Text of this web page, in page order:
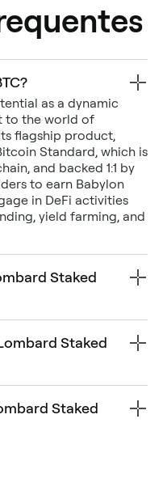
as a dynamic
to the world of
flagship product,
Standard, which is
and backed 1:1 by
to earn Babylon
in DeFi activities
yield farming, and
Staked
Staked
Staked